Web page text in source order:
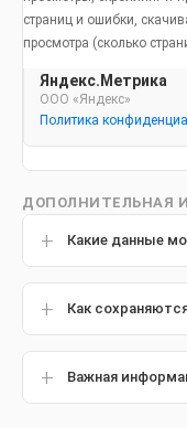
страниц и ошибки,
просмотра (сколько
Яндекс.Метрика
ООО «Яндекс»
Политика
ДОПОЛНИТЕЛЬНАЯ
Какие данные
Как
Важная